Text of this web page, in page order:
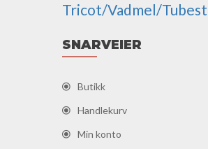
Tricot/Vadmel/
SNARVEIER
Butikk
Handlekurv
Min konto